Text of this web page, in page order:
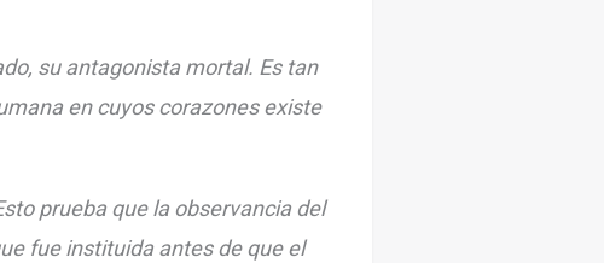
su antagonista mortal. Es tan
en cuyos corazones existe
prueba que la observancia del
fue instituida antes de que el